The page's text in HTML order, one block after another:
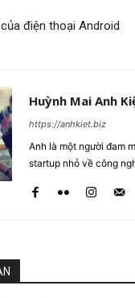
điện thoại Android
Huỳnh Mai Anh
https://anhkiet.biz
Anh là một người đam
startup nhỏ về công